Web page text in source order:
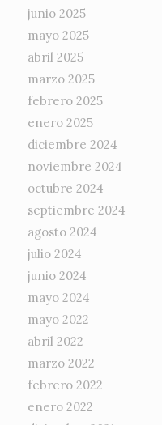
junio 2025
mayo 2025
abril 2025
marzo 2025
febrero 2025
enero 2025
diciembre 2024
noviembre 2024
octubre 2024
septiembre 2024
agosto 2024
julio 2024
junio 2024
mayo 2024
mayo 2022
abril 2022
marzo 2022
febrero 2022
enero 2022